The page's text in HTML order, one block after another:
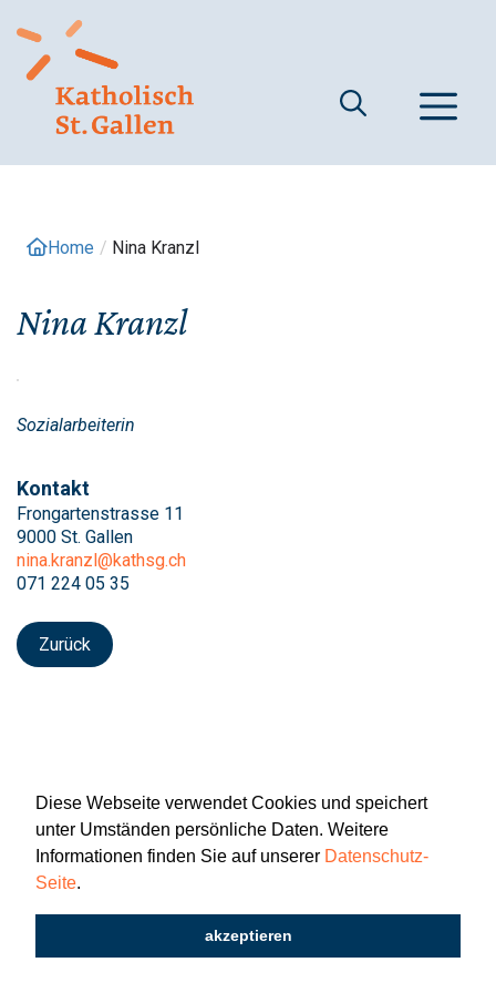
Diese Webseite verwendet Cookies und speichert
unter Umständen persönliche Daten. Weitere
Informationen finden Sie auf unserer Datenschutz-
Seite.
akzeptieren
zum
Inhalt
Home / Nina Kranzl
Nina Kranzl
Sozialarbeiterin
Kontakt
Frongartenstrasse 11
9000 St. Gallen
nina.kranzl@kathsg.ch
071 224 05 35
Zurück
Newsletter Impressum
Datenschutz
2026 © Katholisch St. Gallen